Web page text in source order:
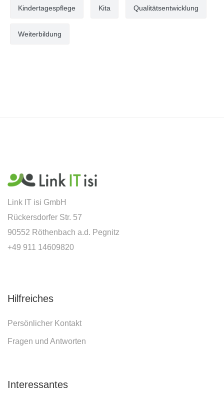
Kindertagespflege Kita Qualitätsentwicklung
Weiterbildung
Link IT isi GmbH
Rückersdorfer Str. 57
90552 Röthenbach a.d. Pegnitz
+49 911 14609820
Hilfreiches
Persönlicher Kontakt
Fragen und Antworten
Interessantes